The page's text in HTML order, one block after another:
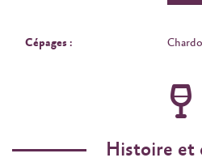
Cépages :
Histoire et